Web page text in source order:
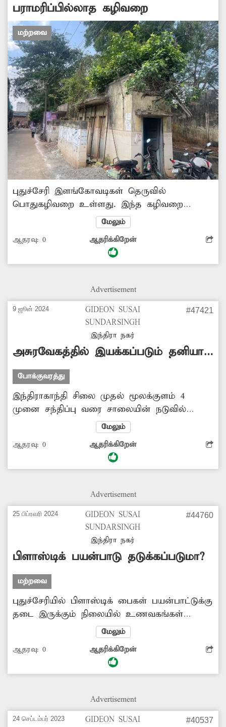
பராமரிப்பில்லாத கழிவறை
மற்றவை
புதுச்சேரி இளங்கோவடிகள் தெருவில்
பொதுகழிவறை உள்ளது. இந்த கழிவறை
தற்போது பராமரிப்பில்லாமல் பாழடைந்து
கிடக்கிறது. இதனை சரிசெய்து பயன்பாட்டிற்கு
கொண்டுவர நடவடிக்கை எடுக்க வேண்டும்.
மேலும்
ஆதரவு: 0 ஆதரிக்கிறேன்
Advertisement
9 ஜூன் 2024
GIDEON SUSAI
SUNDARSINGH
இந்திரா நகர்
#47421
அசுரவேகத்தில் இயக்கப்படும் தனியார்
பஸ்கள்
போக்குவரத்து
இந்திராகாந்தி சிலை முதல் மூலக்குளம் 4
முனை சந்திப்பு வரை சாலையின் நடுவில்
தடுப்புச்சுவர் அமைக்கப்பட்டுள்ளதால் சாலை
குறுகலாக உள்ளது. இந்த வழியாக விழுப்புரம்
செல்லும் தனியார் பஸ்கள் அசுர வேகத்தில்
செல்வதால் அடிக்கடி விபத்துகள் ஏற்பட்டு
மேலும்
ஆதரவு: 0 ஆதரிக்கிறேன்
Advertisement
25 பிப்ரவரி 2024
GIDEON SUSAI
SUNDARSINGH
இந்திரா நகர்
#44760
பிளாஸ்டிக் பயன்பாடு தடுக்கப்படுமா?
மற்றவை
புதுச்சேரியில் பிளாஸ்டிக் பைகள் பயன்பாட்டுக்கு
தடை இருக்கும் நிலையில் உணவகங்கள்
உள்பட பல்வேறு கடைகளில் தாராளமாக
புழக்கத்தில் உள்ளது. இதனை தடுக்க
அதிகாரிகள் உறுதியான நடவடிக்கை
மேலும்
ஆதரவு: 0 ஆதரிக்கிறேன்
Advertisement
24 செப்டம்பர் 2023
GIDEON SUSAI
#40537